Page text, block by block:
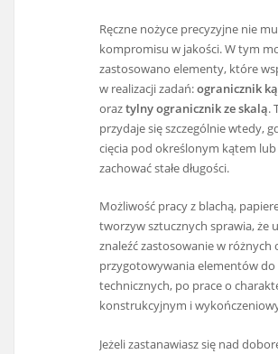
Ręczne nożyce precyzyjne nie
kompromisu w jakości. W tym
zastosowano elementy, które
w realizacji zadań:ogranicznik
oraztylny ogranicznik ze skalą.
przydaje się szczególnie wtedy,
cięcia pod określonym kątem
zachować stałe długości.
Możliwość pracy z blachą,
tworzyw sztucznych sprawia, że
znaleźć zastosowanie w różnych
przygotowywania elementów
technicznych, po prace o
konstrukcyjnym i
Jeżeli zastanawiasz się nad